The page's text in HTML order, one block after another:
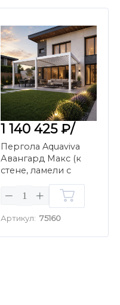
1 140 425 ₽/
Пергола Aquaviva
Авангард Макс (к
стене, ламели с
электропр., 4х6м,
белый)
Артикул: 75160